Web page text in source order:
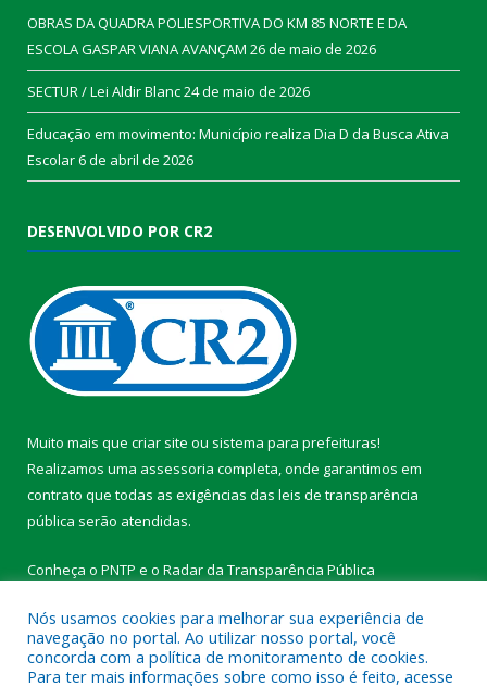
OBRAS DA QUADRA POLIESPORTIVA DO KM 85 NORTE E DA
ESCOLA GASPAR VIANA AVANÇAM 26 de maio de 2026
SECTUR / Lei Aldir Blanc24 de maio de 2026
Educação em movimento: Município realiza Dia D da Busca Ativa
Escolar6 de abril de 2026
DESENVOLVIDO POR CR2
Muito mais que criar site ou sistema para prefeituras!
Realizamos uma assessoria completa, onde garantimos em
contrato que todas as exigências das leis de transparência
pública serão atendidas.
Conheça o PNTP e o Radar da Transparência Pública
Nós usamos cookies para melhorar sua experiência de
navegação no portal. Ao utilizar nosso portal, você
concorda com a política de monitoramento de cookies.
Para ter mais informações sobre como isso é feito, acesse